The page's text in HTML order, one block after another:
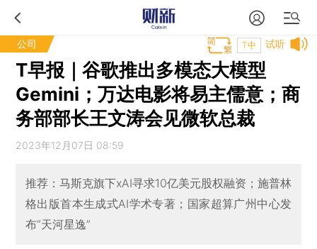
公司 试听
T中
T早报｜谷歌推出多模态大模型
Gemini；万达电影将易主儒意；商
务部部长王文涛会见微软总裁
2023年12月07日 08:59
推荐：马斯克旗下xAI寻求10亿美元股权融资；施普林
格出版首本生成式AI学术专著；国家超算广州中心发
布“天河星逸”